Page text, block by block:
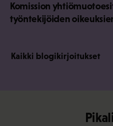
Komission
työntekijöiden
Kaikki blogikirjoitukset